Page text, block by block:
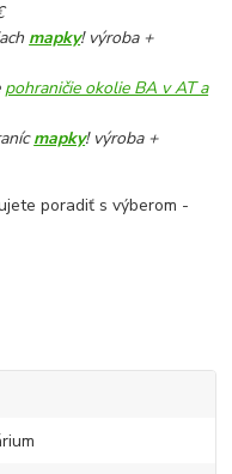
mapky! výroba +
pohraničie okolie BA v AT a
mapky! výroba +
poradiť s výberom -